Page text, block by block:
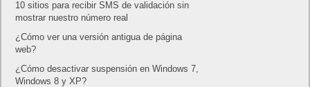
10 sitios para recibir SMS de validación sin
mostrar nuestro número real
¿Cómo ver una versión antigua de página
web?
¿Cómo desactivar suspensión en Windows 7,
Windows 8 y XP?